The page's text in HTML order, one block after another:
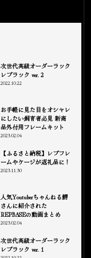
次世代高級オーダーラック
レプラック ver. 2
2022.10.22
お手軽に見た目をオシャレ
にしたい飼育者必見 新商
品外付用フレームキット
2023.02.04
【ふるさと納税】レプフレ
ームやケージが返礼品に！
2023.11.30
人気Youtuberちゃんねる鰐
さんに紹介された
REPBASEの動画まとめ
2023.02.04
次世代高級オーダーラック
レプラック ver. 1